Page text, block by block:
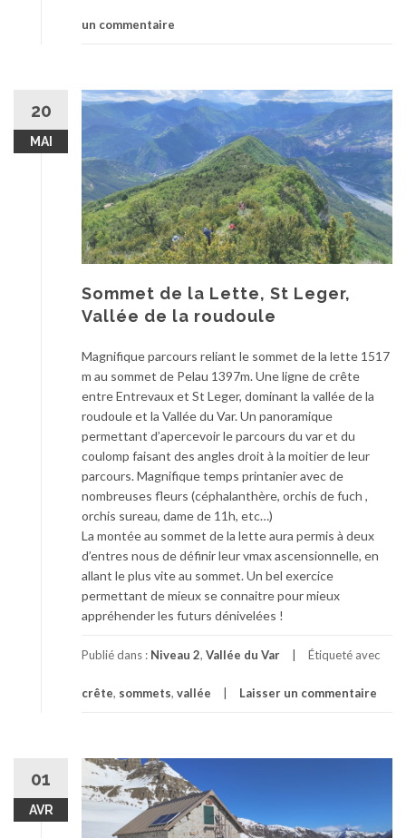
un commentaire
20
MAI
Sommet de la Lette, St Leger,
Vallée de la roudoule
Magnifique parcours reliant le sommet de la lette 1517
m au sommet de Pelau 1397m. Une ligne de crête
entre Entrevaux et St Leger, dominant la vallée de la
roudoule et la Vallée du Var. Un panoramique
permettant d’apercevoir le parcours du var et du
coulomp faisant des angles droit à la moitier de leur
parcours. Magnifique temps printanier avec de
nombreuses fleurs (céphalanthère, orchis de fuch ,
orchis sureau, dame de 11h, etc…)
La montée au sommet de la lette aura permis à deux
d’entres nous de définir leur vmax ascensionnelle, en
allant le plus vite au sommet. Un bel exercice
permettant de mieux se connaitre pour mieux
appréhender les futurs dénivelées !
Publié dans : Niveau 2, Vallée du Var Étiqueté avec
crête, sommets, vallée Laisser un commentaire
01
AVR